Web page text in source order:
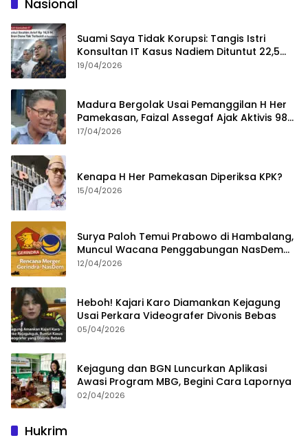
Nasional
Suami Saya Tidak Korupsi: Tangis Istri
Konsultan IT Kasus Nadiem Dituntut 22,5
Tahun
19/04/2026
Madura Bergolak Usai Pemanggilan H Her
Pamekasan, Faizal Assegaf Ajak Aktivis 98
Bongkar Permainan KPK
17/04/2026
Kenapa H Her Pamekasan Diperiksa KPK?
15/04/2026
Surya Paloh Temui Prabowo di Hambalang,
Muncul Wacana Penggabungan NasDem
dan Gerindra
12/04/2026
Heboh! Kajari Karo Diamankan Kejagung
Usai Perkara Videografer Divonis Bebas
05/04/2026
Kejagung dan BGN Luncurkan Aplikasi
Awasi Program MBG, Begini Cara Lapornya
02/04/2026
Hukrim